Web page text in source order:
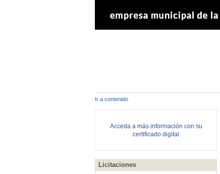
Ir a contenido
Acceda a más información con su
certificado digital
Licitaciones